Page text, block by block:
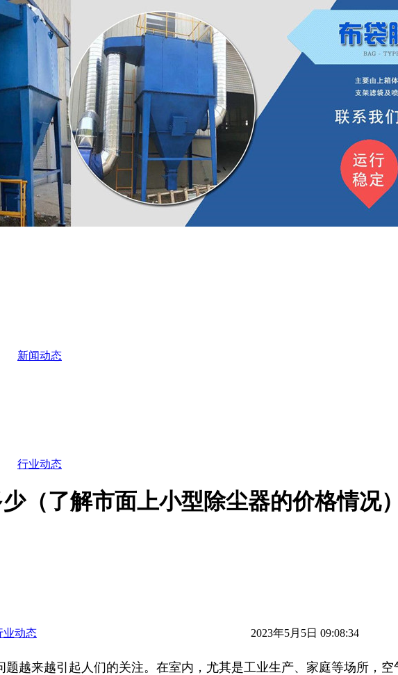
新闻动态
行业动态
（了解市面上小型除尘器的价格情况
业动态 2023年5月5日 09:08:34
越来越引起人们的关注。在室内，尤其是工业生产、家庭等场所，